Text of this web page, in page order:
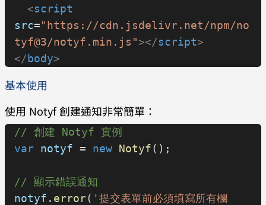
  <
script
src="https://cdn.jsdelivr.net/npm/no
tyf@3/notyf.min.js"></script>
</body>
基本使用
使用 Notyf 創建通知非常簡單：
// 創建 Notyf 實例
var notyf = new Notyf();
// 顯示錯誤通知
notyf . error( '提交表單前必須填寫所有欄